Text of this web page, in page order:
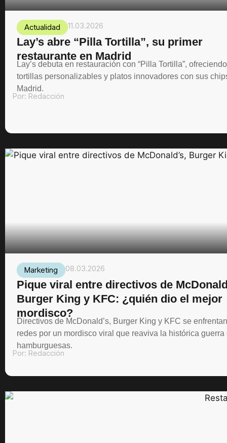
Actualidad 11.03.2026
Lay’s abre “Pilla Tortilla”, su primer
restaurante en Madrid
Lay’s debuta en restauración con “Pilla Tortilla”, ofreciendo
tortillas personalizables y platos innovadores con sus
Madrid.
Por: Redacción
Marketing 08.03.2026
Pique viral entre directivos de
Burger King y KFC: ¿quién dio el mejor
mordisco?
Directivos de McDonald’s, Burger King y KFC se
redes por un mordisco viral que reaviva la histórica guerra
hamburguesas.
Por: Redacción